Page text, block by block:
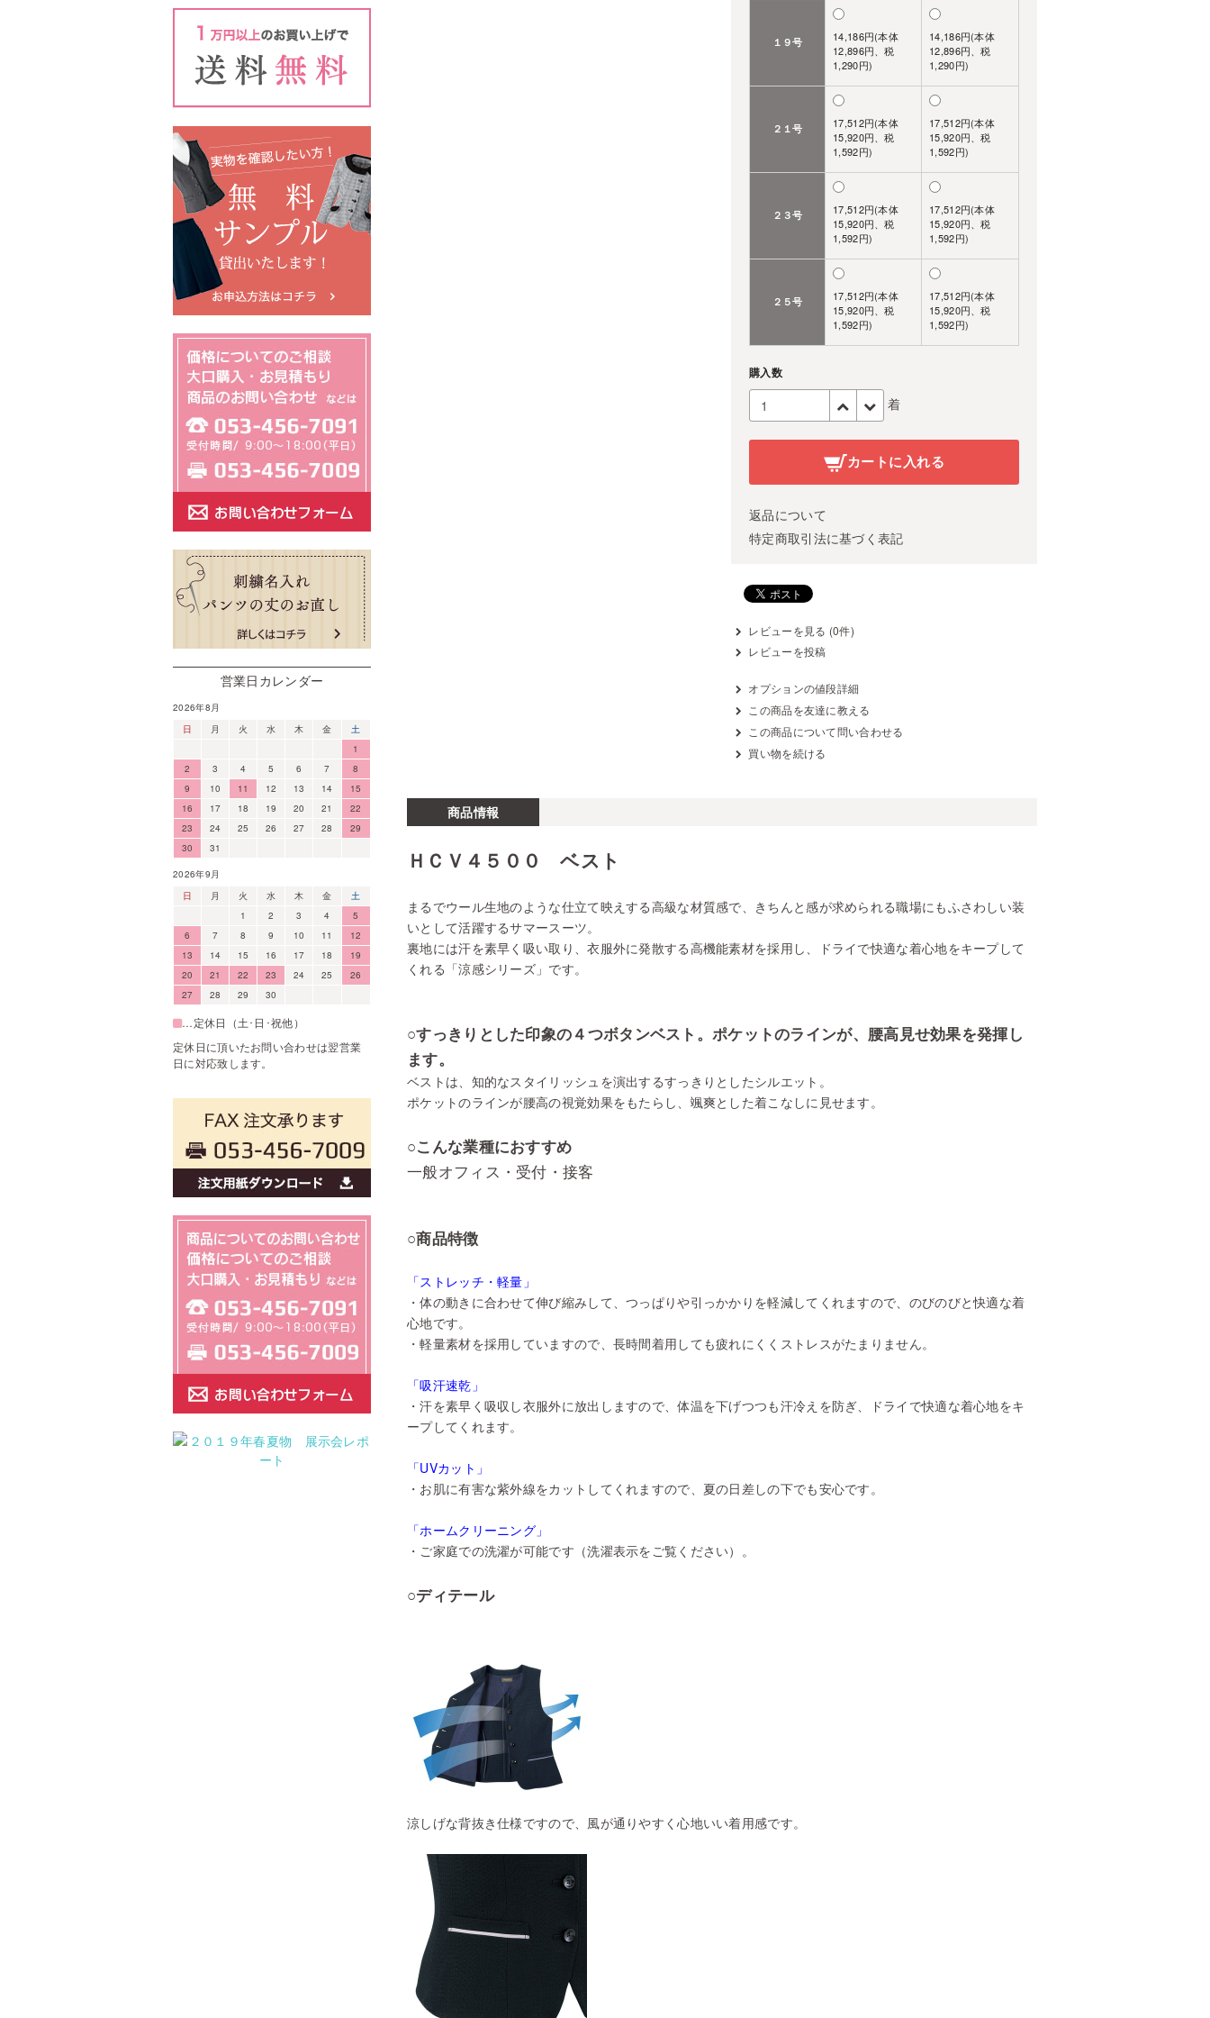
１９号
14,186円(本体
12,896円、税
1,290円)
14,186円(本体
12,896円、税
1,290円)
２１号
17,512円(本体
15,920円、税
1,592円)
17,512円(本体
15,920円、税
1,592円)
２３号
17,512円(本体
15,920円、税
1,592円)
17,512円(本体
15,920円、税
1,592円)
２５号
17,512円(本体
15,920円、税
1,592円)
17,512円(本体
15,920円、税
1,592円)
購入数
着
カートに入れる
返品について
特定商取引法に基づく表記
レビューを見る (0件)
レビューを投稿
オプションの値段詳細
この商品を友達に教える
この商品について問い合わせる
買い物を続ける
商品情報
ＨＣＶ４５００ ベスト
まるでウール生地のような仕立て映えする高級な材質感で、きちんと感が求められる職場にもふさわしい装
いとして活躍するサマースーツ。
裏地には汗を素早く吸い取り、衣服外に発散する高機能素材を採用し、ドライで快適な着心地をキープして
くれる「涼感シリーズ」です。
○すっきりとした印象の４つボタンベスト。ポケットのラインが、腰高見せ効果を発揮し
ます。
ベストは、知的なスタイリッシュを演出するすっきりとしたシルエット。
ポケットのラインが腰高の視覚効果をもたらし、颯爽とした着こなしに見せます。
○こんな業種におすすめ
一般オフィス・受付・接客
○商品特徴
「ストレッチ・軽量」
・体の動きに合わせて伸び縮みして、つっぱりや引っかかりを軽減してくれますので、のびのびと快適な着
心地です。
・軽量素材を採用していますので、長時間着用しても疲れにくくストレスがたまりません。
「吸汗速乾」
・汗を素早く吸収し衣服外に放出しますので、体温を下げつつも汗冷えを防ぎ、ドライで快適な着心地をキ
ープしてくれます。
「UVカット」
・お肌に有害な紫外線をカットしてくれますので、夏の日差しの下でも安心です。
「ホームクリーニング」
・ご家庭での洗濯が可能です（洗濯表示をご覧ください）。
○ディテール
涼しげな背抜き仕様ですので、風が通りやすく心地いい着用感です。
営業日カレンダー
2026年8月
日
月 火 水 木 金
土
1
2
3 4 5 6 7
8
9
10 11 12 13 14
15
16
17 18 19 20 21
22
23
24 25 26 27 28
29
30
31
2026年9月
日
月 火 水 木 金
土
1
2 3 4
5
6
7 8 9 10 11
12
13
14 15 16 17 18
19
20
21 22 23 24 25
26
27
28 29 30
…定休日（土･日･祝他）
定休日に頂いたお問い合わせは翌営業
日に対応致します。